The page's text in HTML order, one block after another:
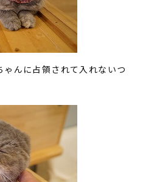
んに占領されて入れないつ